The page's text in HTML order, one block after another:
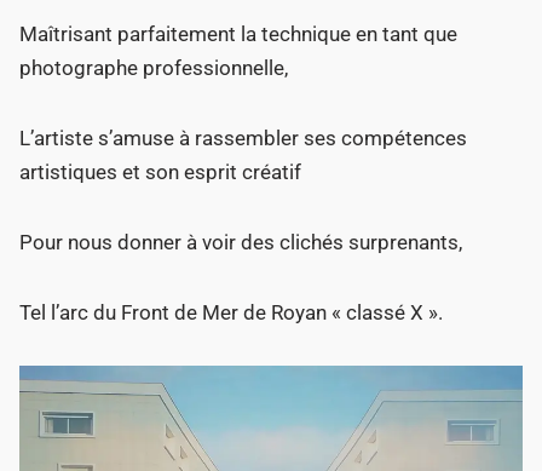
Maîtrisant parfaitement la technique en tant que
photographe professionnelle,
L’artiste s’amuse à rassembler ses compétences
artistiques et son esprit créatif
Pour nous donner à voir des clichés surprenants,
Tel l’arc du Front de Mer de Royan « classé X ».